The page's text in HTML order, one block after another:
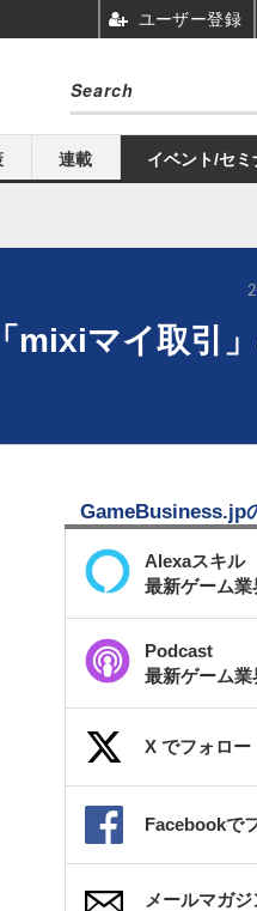
連載 イベント/セミ
mixiマイ取引
GameBusiness.jp
Alexaスキル
最新ゲーム業
Podcast
最新ゲーム業
X でフォロー
Facebookで
メールマガジ
ユーザー登録